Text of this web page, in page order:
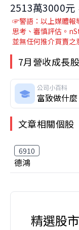
2513萬3000元
☞警語：以上媒體報
思考、審慎評估。
並無任何推介買賣之
7月營收成長股
公司小百科
富致做什麼
文章相關個股
6910
德鴻
精選股